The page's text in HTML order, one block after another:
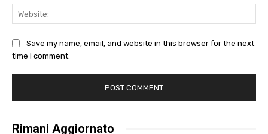
Save my name, email, and website in this browser for the next
time I comment.
Rimani Aggiornato